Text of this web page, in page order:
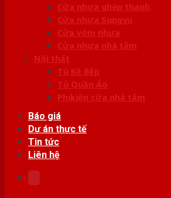
Cửa nhựa ghép thanh
Cửa nhựa Sungyu
Cửa vòm nhựa
Cửa nhựa nhà tắm
Nội thất
Tủ Kệ Bếp
Tủ Quần Áo
Phụ kiện cửa nhà tắm
Báo giá
Dự án thực tế
Tin tức
Liên hệ